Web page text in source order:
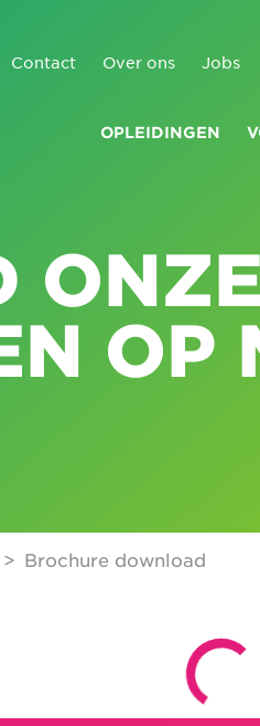
Contact Over ons Jobs
OPLEIDINGEN
ONZE
OP
Brochure download